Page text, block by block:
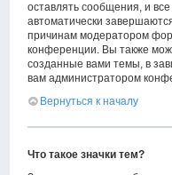
оставлять сообщения, и
автоматически
причинам модератором
конференции. Вы также
созданные вами темы, в
вам администратором
Вернуться к началу
Что такое значки тем?